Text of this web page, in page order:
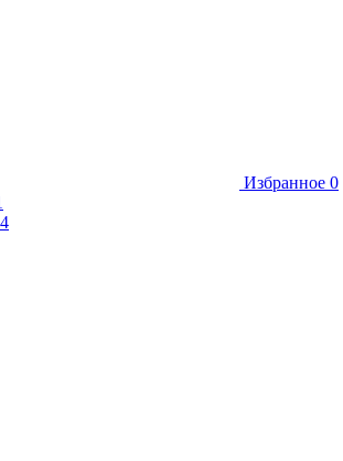
Избранное 0